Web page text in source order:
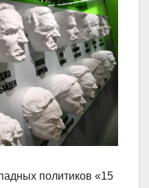
политиков «15